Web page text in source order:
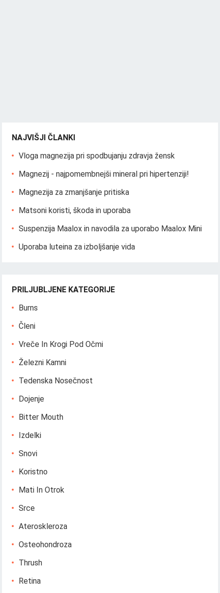
NAJVIŠJI ČLANKI
Vloga magnezija pri spodbujanju zdravja žensk
Magnezij - najpomembnejši mineral pri hipertenziji!
Magnezija za zmanjšanje pritiska
Matsoni koristi, škoda in uporaba
Suspenzija Maalox in navodila za uporabo Maalox Mini
Uporaba luteina za izboljšanje vida
PRILJUBLJENE KATEGORIJE
Burns
Členi
Vreče In Krogi Pod Očmi
Železni Kamni
Tedenska Nosečnost
Dojenje
Bitter Mouth
Izdelki
Snovi
Koristno
Mati In Otrok
Srce
Ateroskleroza
Osteohondroza
Thrush
Retina